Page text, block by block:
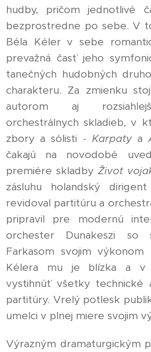
hudby, pričom jednotlivé
bezprostredne po sebe. V
Béla Kéler v sebe
prevažná časť jeho
tanečných hudobných
charakteru. Za zmienku
autorom aj
orchestrálnych skladieb, v
zbory a sólisti - Karpatya
čakajú na novodobé
premiére skladby Život
zásluhu holandský
revidoval partitúru a
pripravil pre modernú
orchester Dunakeszi so
Farkasom svojim
Kélera mu je blízka a v
vystihnúť všetky technické
partitúry. Vrelý potlesk
umelci v plnej miere svojim
Výrazným dramaturgickým